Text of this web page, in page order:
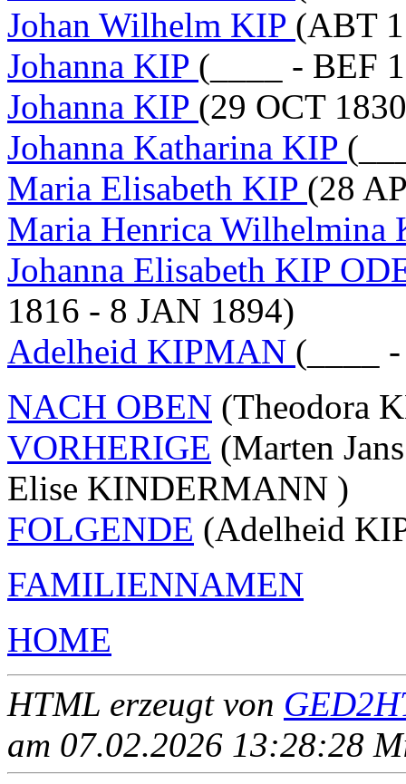
Johan Wilhelm KIP (ABT
Johanna KIP (____ - BEF
Johanna KIP (29 OCT
Johanna Katharina KIP
Maria Elisabeth KIP (28
Maria Henrica Wilhelmina
Johanna Elisabeth KIP
1816 - 8 JAN 1894)
Adelheid KIPMAN (____
NACH OBEN (Theodora
VORHERIGE (Marten
Elise KINDERMANN )
FOLGENDE (Adelheid
FAMILIENNAMEN
HOME
HTML erzeugt von
am 07.02.2026 13:28:28